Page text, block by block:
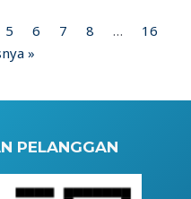
5 6 7 8 …
16
»
PELANGGAN